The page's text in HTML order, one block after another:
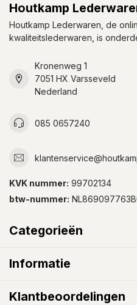
Houtkamp
Houtkamp Lederwaren, de
kwaliteitslederwaren, is
Kronenweg 1
7051 HX Varsseveld
Nederland
085 0657240
KVK nummer: 99702134
btw-nummer:
Categorieën
Informatie
Klantbeoordelingen